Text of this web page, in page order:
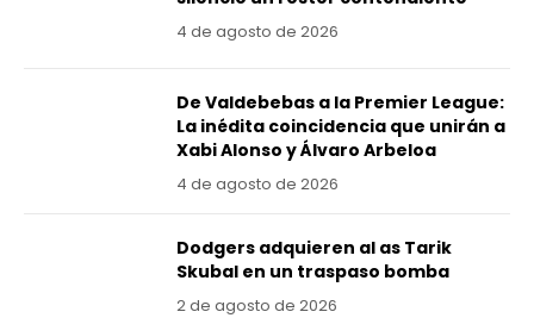
4 de agosto de 2026
De Valdebebas a la Premier League:
La inédita coincidencia que unirán a
Xabi Alonso y Álvaro Arbeloa
4 de agosto de 2026
Dodgers adquieren al as Tarik
Skubal en un traspaso bomba
2 de agosto de 2026